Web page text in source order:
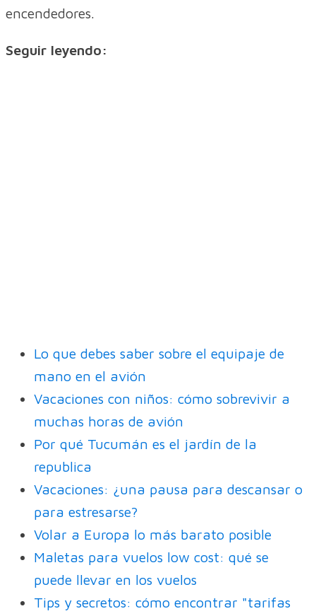
encendedores.
Seguir leyendo:
Lo que debes saber sobre el equipaje de
mano en el avión
Vacaciones con niños: cómo sobrevivir a
muchas horas de avión
Por qué Tucumán es el jardín de la
republica
Vacaciones: ¿una pausa para descansar o
para estresarse?
Volar a Europa lo más barato posible
Maletas para vuelos low cost: qué se
puede llevar en los vuelos
Tips y secretos: cómo encontrar "tarifas